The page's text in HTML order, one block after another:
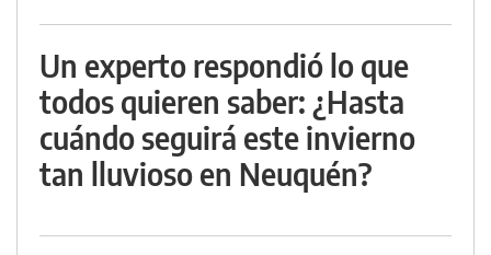
Un experto respondió lo que
todos quieren saber: ¿Hasta
cuándo seguirá este invierno
tan lluvioso en Neuquén?